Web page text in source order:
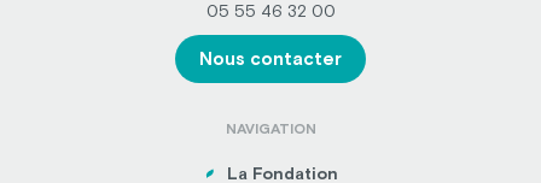
05 55 46 32 00
Nous contacter
NAVIGATION
La Fondation